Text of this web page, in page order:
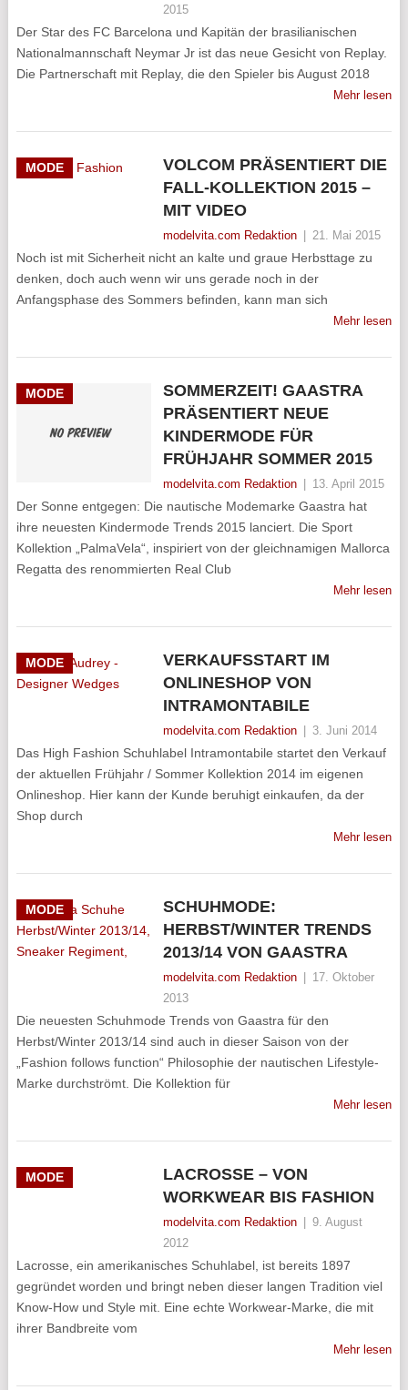
2015
Der Star des FC Barcelona und Kapitän der brasilianischen
Nationalmannschaft Neymar Jr ist das neue Gesicht von Replay.
Die Partnerschaft mit Replay, die den Spieler bis August 2018
Mehr lesen
MODE
VOLCOM PRÄSENTIERT DIE
FALL-KOLLEKTION 2015 –
MIT VIDEO
modelvita.com Redaktion 21. Mai 2015
Noch ist mit Sicherheit nicht an kalte und graue Herbsttage zu
denken, doch auch wenn wir uns gerade noch in der
Anfangsphase des Sommers befinden, kann man sich
Mehr lesen
MODE
SOMMERZEIT! GAASTRA
PRÄSENTIERT NEUE
KINDERMODE FÜR
FRÜHJAHR SOMMER 2015
modelvita.com Redaktion 13. April 2015
Der Sonne entgegen: Die nautische Modemarke Gaastra hat
ihre neuesten Kindermode Trends 2015 lanciert. Die Sport
Kollektion „PalmaVela“, inspiriert von der gleichnamigen Mallorca
Regatta des renommierten Real Club
Mehr lesen
MODE
VERKAUFSSTART IM
ONLINESHOP VON
INTRAMONTABILE
modelvita.com Redaktion 3. Juni 2014
Das High Fashion Schuhlabel Intramontabile startet den Verkauf
der aktuellen Frühjahr / Sommer Kollektion 2014 im eigenen
Onlineshop. Hier kann der Kunde beruhigt einkaufen, da der
Shop durch
Mehr lesen
MODE
SCHUHMODE:
HERBST/WINTER TRENDS
2013/14 VON GAASTRA
modelvita.com Redaktion
17. Oktober
2013
Die neuesten Schuhmode Trends von Gaastra für den
Herbst/Winter 2013/14 sind auch in dieser Saison von der
„Fashion follows function“ Philosophie der nautischen Lifestyle-
Marke durchströmt. Die Kollektion für
Mehr lesen
MODE
LACROSSE – VON
WORKWEAR BIS FASHION
modelvita.com Redaktion
9. August
2012
Lacrosse, ein amerikanisches Schuhlabel, ist bereits 1897
gegründet worden und bringt neben dieser langen Tradition viel
Know-How und Style mit. Eine echte Workwear-Marke, die mit
ihrer Bandbreite vom
Mehr lesen